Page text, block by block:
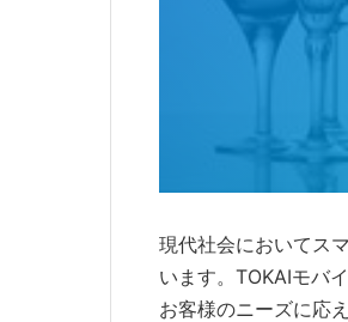
現代社会においてス
います。TOKAIモバ
お客様のニーズに応